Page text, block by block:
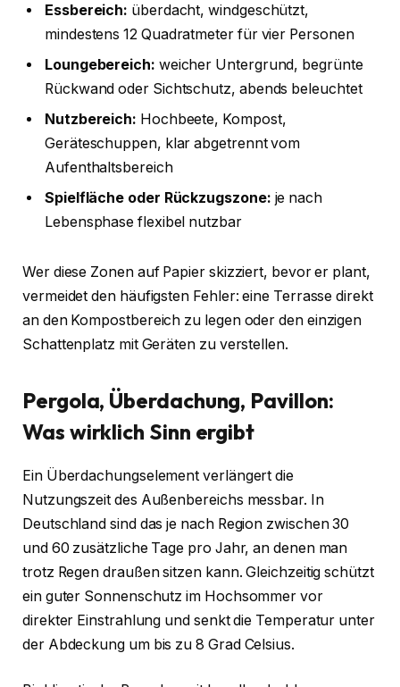
Essbereich: überdacht, windgeschützt,
mindestens 12 Quadratmeter für vier Personen
Loungebereich: weicher Untergrund, begrünte
Rückwand oder Sichtschutz, abends beleuchtet
Nutzbereich: Hochbeete, Kompost,
Geräteschuppen, klar abgetrennt vom
Aufenthaltsbereich
Spielfläche oder Rückzugszone: je nach
Lebensphase flexibel nutzbar
Wer diese Zonen auf Papier skizziert, bevor er plant,
vermeidet den häufigsten Fehler: eine Terrasse direkt
an den Kompostbereich zu legen oder den einzigen
Schattenplatz mit Geräten zu verstellen.
Pergola, Überdachung, Pavillon:
Was wirklich Sinn ergibt
Ein Überdachungselement verlängert die
Nutzungszeit des Außenbereichs messbar. In
Deutschland sind das je nach Region zwischen 30
und 60 zusätzliche Tage pro Jahr, an denen man
trotz Regen draußen sitzen kann. Gleichzeitig schützt
ein guter Sonnenschutz im Hochsommer vor
direkter Einstrahlung und senkt die Temperatur unter
der Abdeckung um bis zu 8 Grad Celsius.